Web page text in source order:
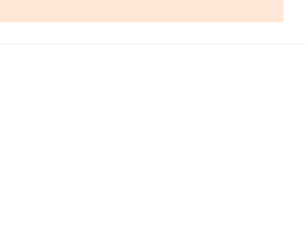
adicional de interés, la antigüedad desde la